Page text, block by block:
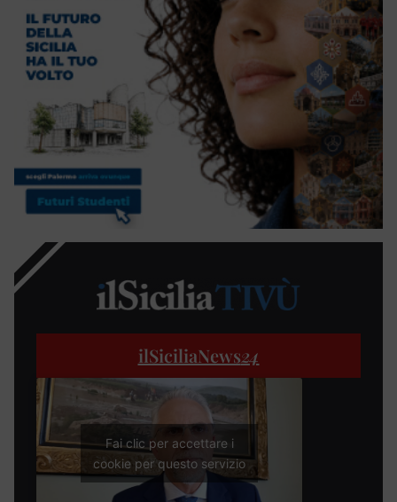
ilSiciliaNews24
Fai clic per accettare i
cookie per questo servizio